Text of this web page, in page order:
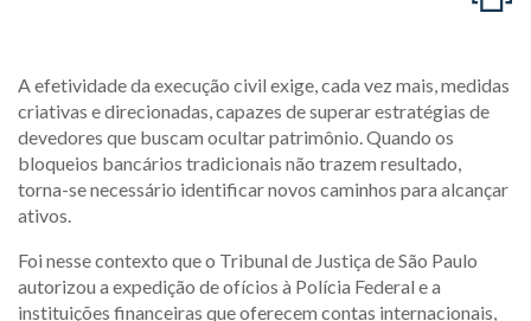
A efetividade da execução civil exige, cada vez mais, medidas
criativas e direcionadas, capazes de superar estratégias de
devedores que buscam ocultar patrimônio. Quando os
bloqueios bancários tradicionais não trazem resultado,
torna-se necessário identificar novos caminhos para alcançar
ativos.
Foi nesse contexto que o Tribunal de Justiça de São Paulo
autorizou a expedição de ofícios à Polícia Federal e a
instituições financeiras que oferecem contas internacionais,